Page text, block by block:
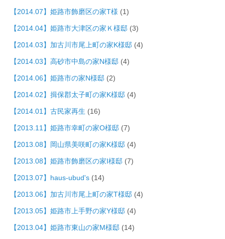
【2014.07】姫路市飾磨区の家T様 (1)
【2014.04】姫路市大津区の家Ｋ様邸 (3)
【2014.03】加古川市尾上町の家K様邸 (4)
【2014.03】高砂市中島の家N様邸 (4)
【2014.06】姫路市の家N様邸 (2)
【2014.02】揖保郡太子町の家K様邸 (4)
【2014.01】古民家再生 (16)
【2013.11】姫路市幸町の家O様邸 (7)
【2013.08】岡山県美咲町の家K様邸 (4)
【2013.08】姫路市飾磨区の家I様邸 (7)
【2013.07】haus-ubud's (14)
【2013.06】加古川市尾上町の家T様邸 (4)
【2013.05】姫路市上手野の家Y様邸 (4)
【2013.04】姫路市東山の家M様邸 (14)